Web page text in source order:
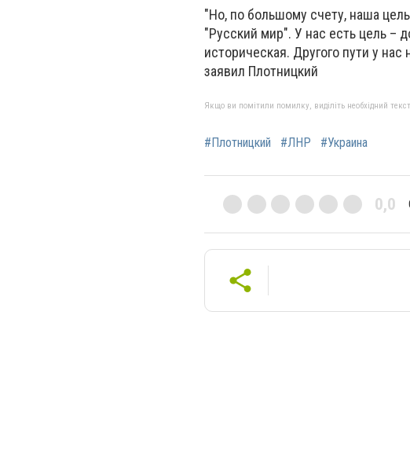
"Но, по большому счету, наша
"Русский мир". У нас есть цель –
историческая. Другого пути у
заявил Плотницкий
Якщо ви помітили помилку, виділіть необхідний
#Плотницкий #ЛНР #Украина
0,0